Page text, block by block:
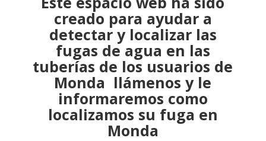
creado para ayudar a
detectar y localizarlas
fugas de agua en las
tuberías de los usuarios de
Monda llámenos y le
informaremos como
localizamos su fuga en
Monda